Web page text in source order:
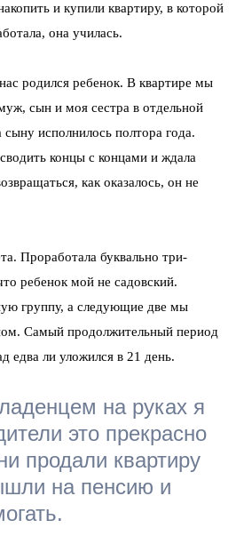
и купили квартиру, в которой
она училась.
родился ребенок. В квартире мы
сын и моя сестра в отдельной
исполнилось полтора года.
концы с концами и ждала
как оказалось, он не
Проработала буквально три-
ребенок мой не садовский.
группу, а следующие две мы
Самый продолжительный период
едва ли уложился в 21 день.
на руках я
это прекрасно
продали квартиру
на пенсию и